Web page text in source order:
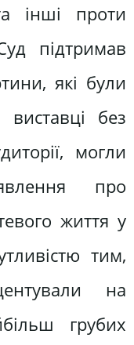
інші проти
підтримав
які були
виставці без
могли
про
життя у
тим,
на
грубих